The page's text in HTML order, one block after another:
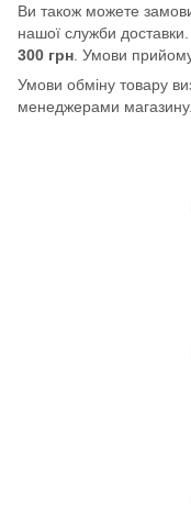
Ви також можете
нашої служби доставки.
300 грн . Умови
Умови обміну товару
менеджерами магазину.